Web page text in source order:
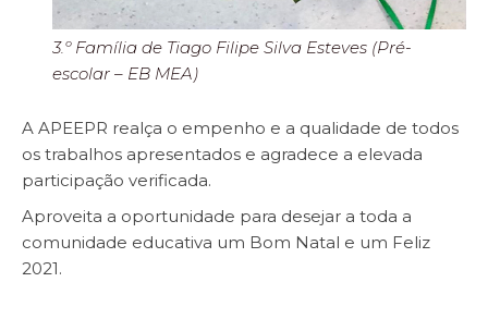
3.º Família de Tiago Filipe Silva Esteves (Pré-
escolar – EB MEA)
A APEEPR realça o empenho e a qualidade de todos
os trabalhos apresentados e agradece a elevada
participação verificada.
Aproveita a oportunidade para desejar a toda a
comunidade educativa um Bom Natal e um Feliz
2021.